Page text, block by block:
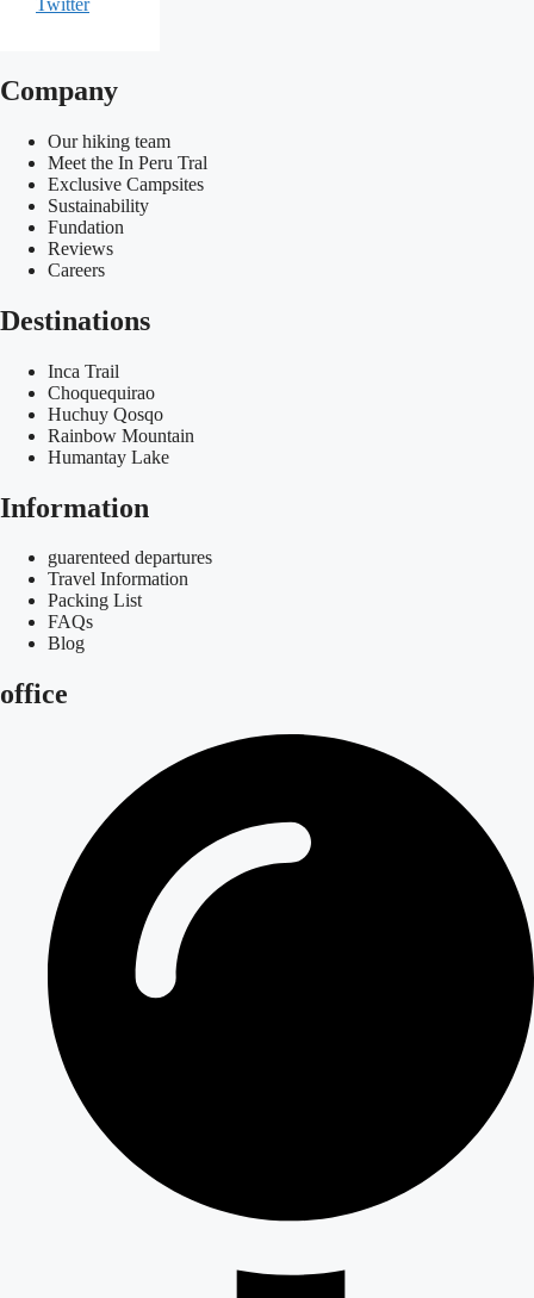
Twitter
Company
Our hiking team
Meet the In Peru Tral
Exclusive Campsites
Sustainability
Fundation
Reviews
Careers
Destinations
Inca Trail
Choquequirao
Huchuy Qosqo
Rainbow Mountain
Humantay Lake
Information
guarenteed departures
Travel Information
Packing List
FAQs
Blog
office